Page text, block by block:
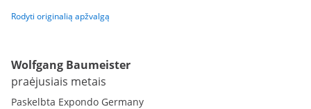
Rodyti originalią apžvalgą
Wolfgang Baumeister
praėjusiais metais
Paskelbta Expondo Germany